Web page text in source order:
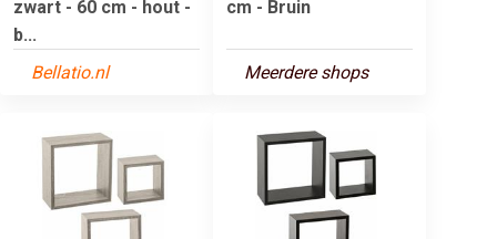
zwart - 60 cm - hout -
b...
Bellatio.nl
cm - Bruin
Meerdere shops